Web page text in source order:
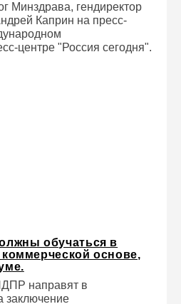
Минздрава, гендиректор
Каприн на пресс-
центре "Россия сегодня".
обучаться в
основе,
направят в
заключение